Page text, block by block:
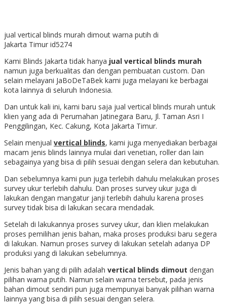
jual vertical blinds murah dimout warna putih di
Jakarta Timur id5274
Kami Blinds Jakarta tidak hanya jual vertical blinds murah
namun juga berkualitas dan dengan pembuatan custom. Dan
selain melayani JaBoDeTaBek kami juga melayani ke berbagai
kota lainnya di seluruh Indonesia.
Dan untuk kali ini, kami baru saja jual vertical blinds murah untuk
klien yang ada di Perumahan Jatinegara Baru, Jl. Taman Asri I
Penggilingan, Kec. Cakung, Kota Jakarta Timur.
Selain menjual vertical blinds, kami juga menyediakan berbagai
macam jenis blinds lainnya mulai dari venetian, roller dan lain
sebagainya yang bisa di pilih sesuai dengan selera dan kebutuhan.
Dan sebelumnya kami pun juga terlebih dahulu melakukan proses
survey ukur terlebih dahulu. Dan proses survey ukur juga di
lakukan dengan mangatur janji terlebih dahulu karena proses
survey tidak bisa di lakukan secara mendadak.
Setelah di lakukannya proses survey ukur, dan klien melakukan
proses pemilihan jenis bahan, maka proses produksi baru segera
di lakukan. Namun proses survey di lakukan setelah adanya DP
produksi yang di lakukan sebelumnya.
Jenis bahan yang di pilih adalah vertical blinds dimout dengan
pilihan warna putih. Namun selain warna tersebut, pada jenis
bahan dimout sendiri pun juga mempunyai banyak pilihan warna
lainnya yang bisa di pilih sesuai dengan selera.